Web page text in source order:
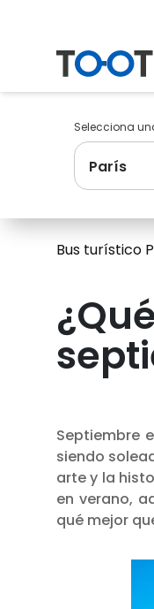
Selecciona
París
Bus turístico
Septiembre
siendo
arte y la
en verano,
qué mejor